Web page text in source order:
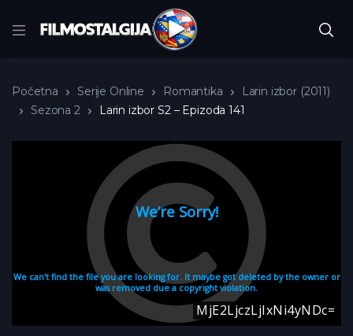
Početna Serije Online Romantika
Larin izbor (2011)
Sezona 2
Larin izbor S2 – Epizoda 141